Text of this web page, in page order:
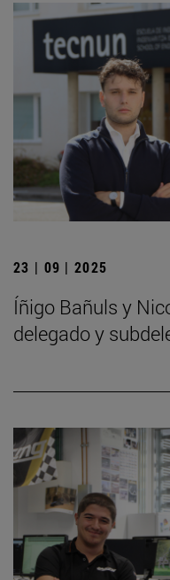
23 | 09 | 2025
Íñigo Bañuls y
delegado y